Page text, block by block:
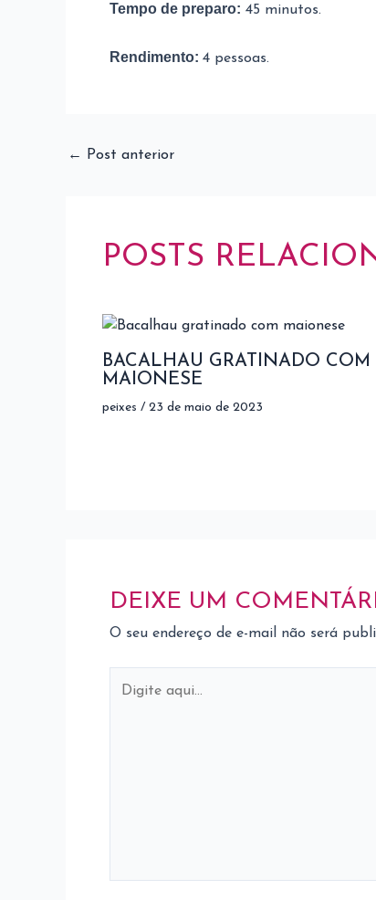
Tempo de preparo: 45 minutos.
Rendimento: 4 pessoas.
← Post anterior
POSTS
BACALHAU GRATINADO COM
MAIONESE
peixes / 23 de maio de 2023
DEIXE UM
O seu endereço de e-mail não será
aqui...